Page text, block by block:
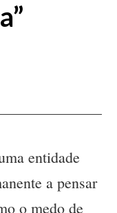
entidade
a pensar
o medo de